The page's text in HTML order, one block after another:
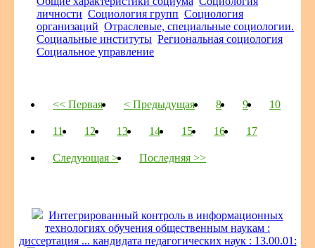
личности Социология групп Социология
организаций Отраслевые, специальные социологии.
Социальные институты Региональная социология
Социальное управление
<< Первая < Предыдущая 8 9 10
11 12 13 14 15 16 17
Следующая > Последняя >>
Интегрированный контроль в информационных
технологиях обучения общественным наукам :
диссертация ... кандидата педагогических наук : 13.00.01: